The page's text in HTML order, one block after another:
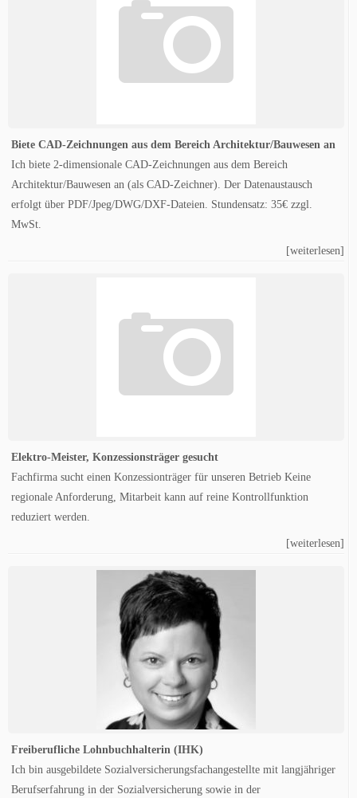
Biete CAD-Zeichnungen aus dem Bereich Architektur/Bauwesen an
Ich biete 2-dimensionale CAD-Zeichnungen aus dem Bereich
Architektur/Bauwesen an (als CAD-Zeichner). Der Datenaustausch
erfolgt über PDF/Jpeg/DWG/DXF-Dateien. Stundensatz: 35€ zzgl.
MwSt.
[weiterlesen]
Elektro-Meister, Konzessionsträger gesucht
Fachfirma sucht einen Konzessionträger für unseren Betrieb Keine
regionale Anforderung, Mitarbeit kann auf reine Kontrollfunktion
reduziert werden.
[weiterlesen]
Freiberufliche Lohnbuchhalterin (IHK)
Ich bin ausgebildete Sozialversicherungsfachangestellte mit langjähriger
Berufserfahrung in der Sozialversicherung sowie in der